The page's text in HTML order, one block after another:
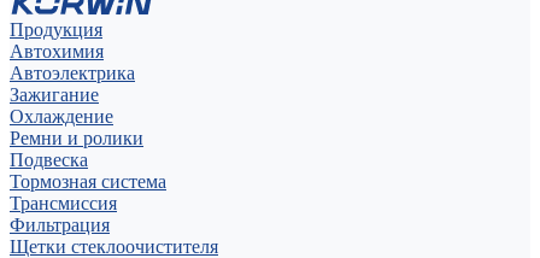
Продукция
Автохимия
Автоэлектрика
Зажигание
Охлаждение
Ремни и ролики
Подвеска
Тормозная система
Трансмиссия
Фильтрация
Щетки стеклоочистителя